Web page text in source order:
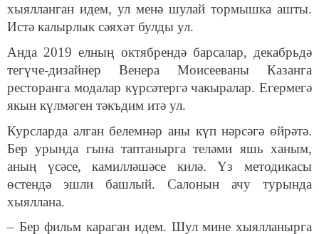
хыялланган идем, ул менә шулай тормышка ашты.
Истә калырлык сәяхәт булды ул.
Анда 2019 елның октябрендә барсалар, декабрьдә
тегүче-дизайнер Венера Моисееваны Казанга
ресторанга модалар күрсәтергә чакыралар. Егермегә
якын күлмәген тәкъдим итә ул.
Курсларда алган белемнәр аны күп нәрсәгә өйрәтә.
Бер урында гына таптанырга теләми яшь ханым,
аның үсәсе, камилләшәсе килә. Үз методикасы
өстендә эшли башлый. Салонын ачу турында
хыяллана.
– Бер фильм караган идем. Шул мине хыялланырга